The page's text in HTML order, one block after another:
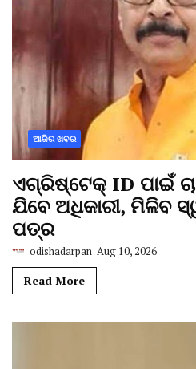
ଆଜିର ଖବର
ଏଗ୍ରିଷ୍ଟେକ୍ ID ପାଇଁ
ଯିବେ ଅଧିକାରୀ, ମିଳିବ
ପତ୍ର
odishadarpan Aug 10, 2026
Read More